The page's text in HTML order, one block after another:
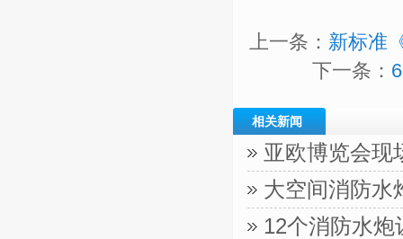
上一条： 新标准
下一条：
相关新闻
亚欧博览会现
大空间消防水
12个消防水